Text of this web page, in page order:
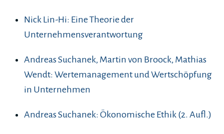
Nick Lin-Hi: Eine Theorie der
Unternehmensverantwortung
Andreas Suchanek, Martin von Broock, Mathias
Wendt: Wertemanagement und Wertschöpfung
in Unternehmen
Andreas Suchanek: Ökonomische Ethik (2. Aufl.)